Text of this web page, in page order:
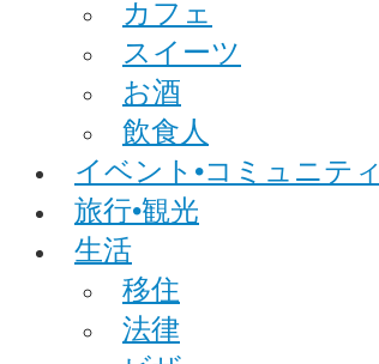
カフェ
スイーツ
お酒
飲食人
イベント•コミュニティ
旅行•観光
生活
移住
法律